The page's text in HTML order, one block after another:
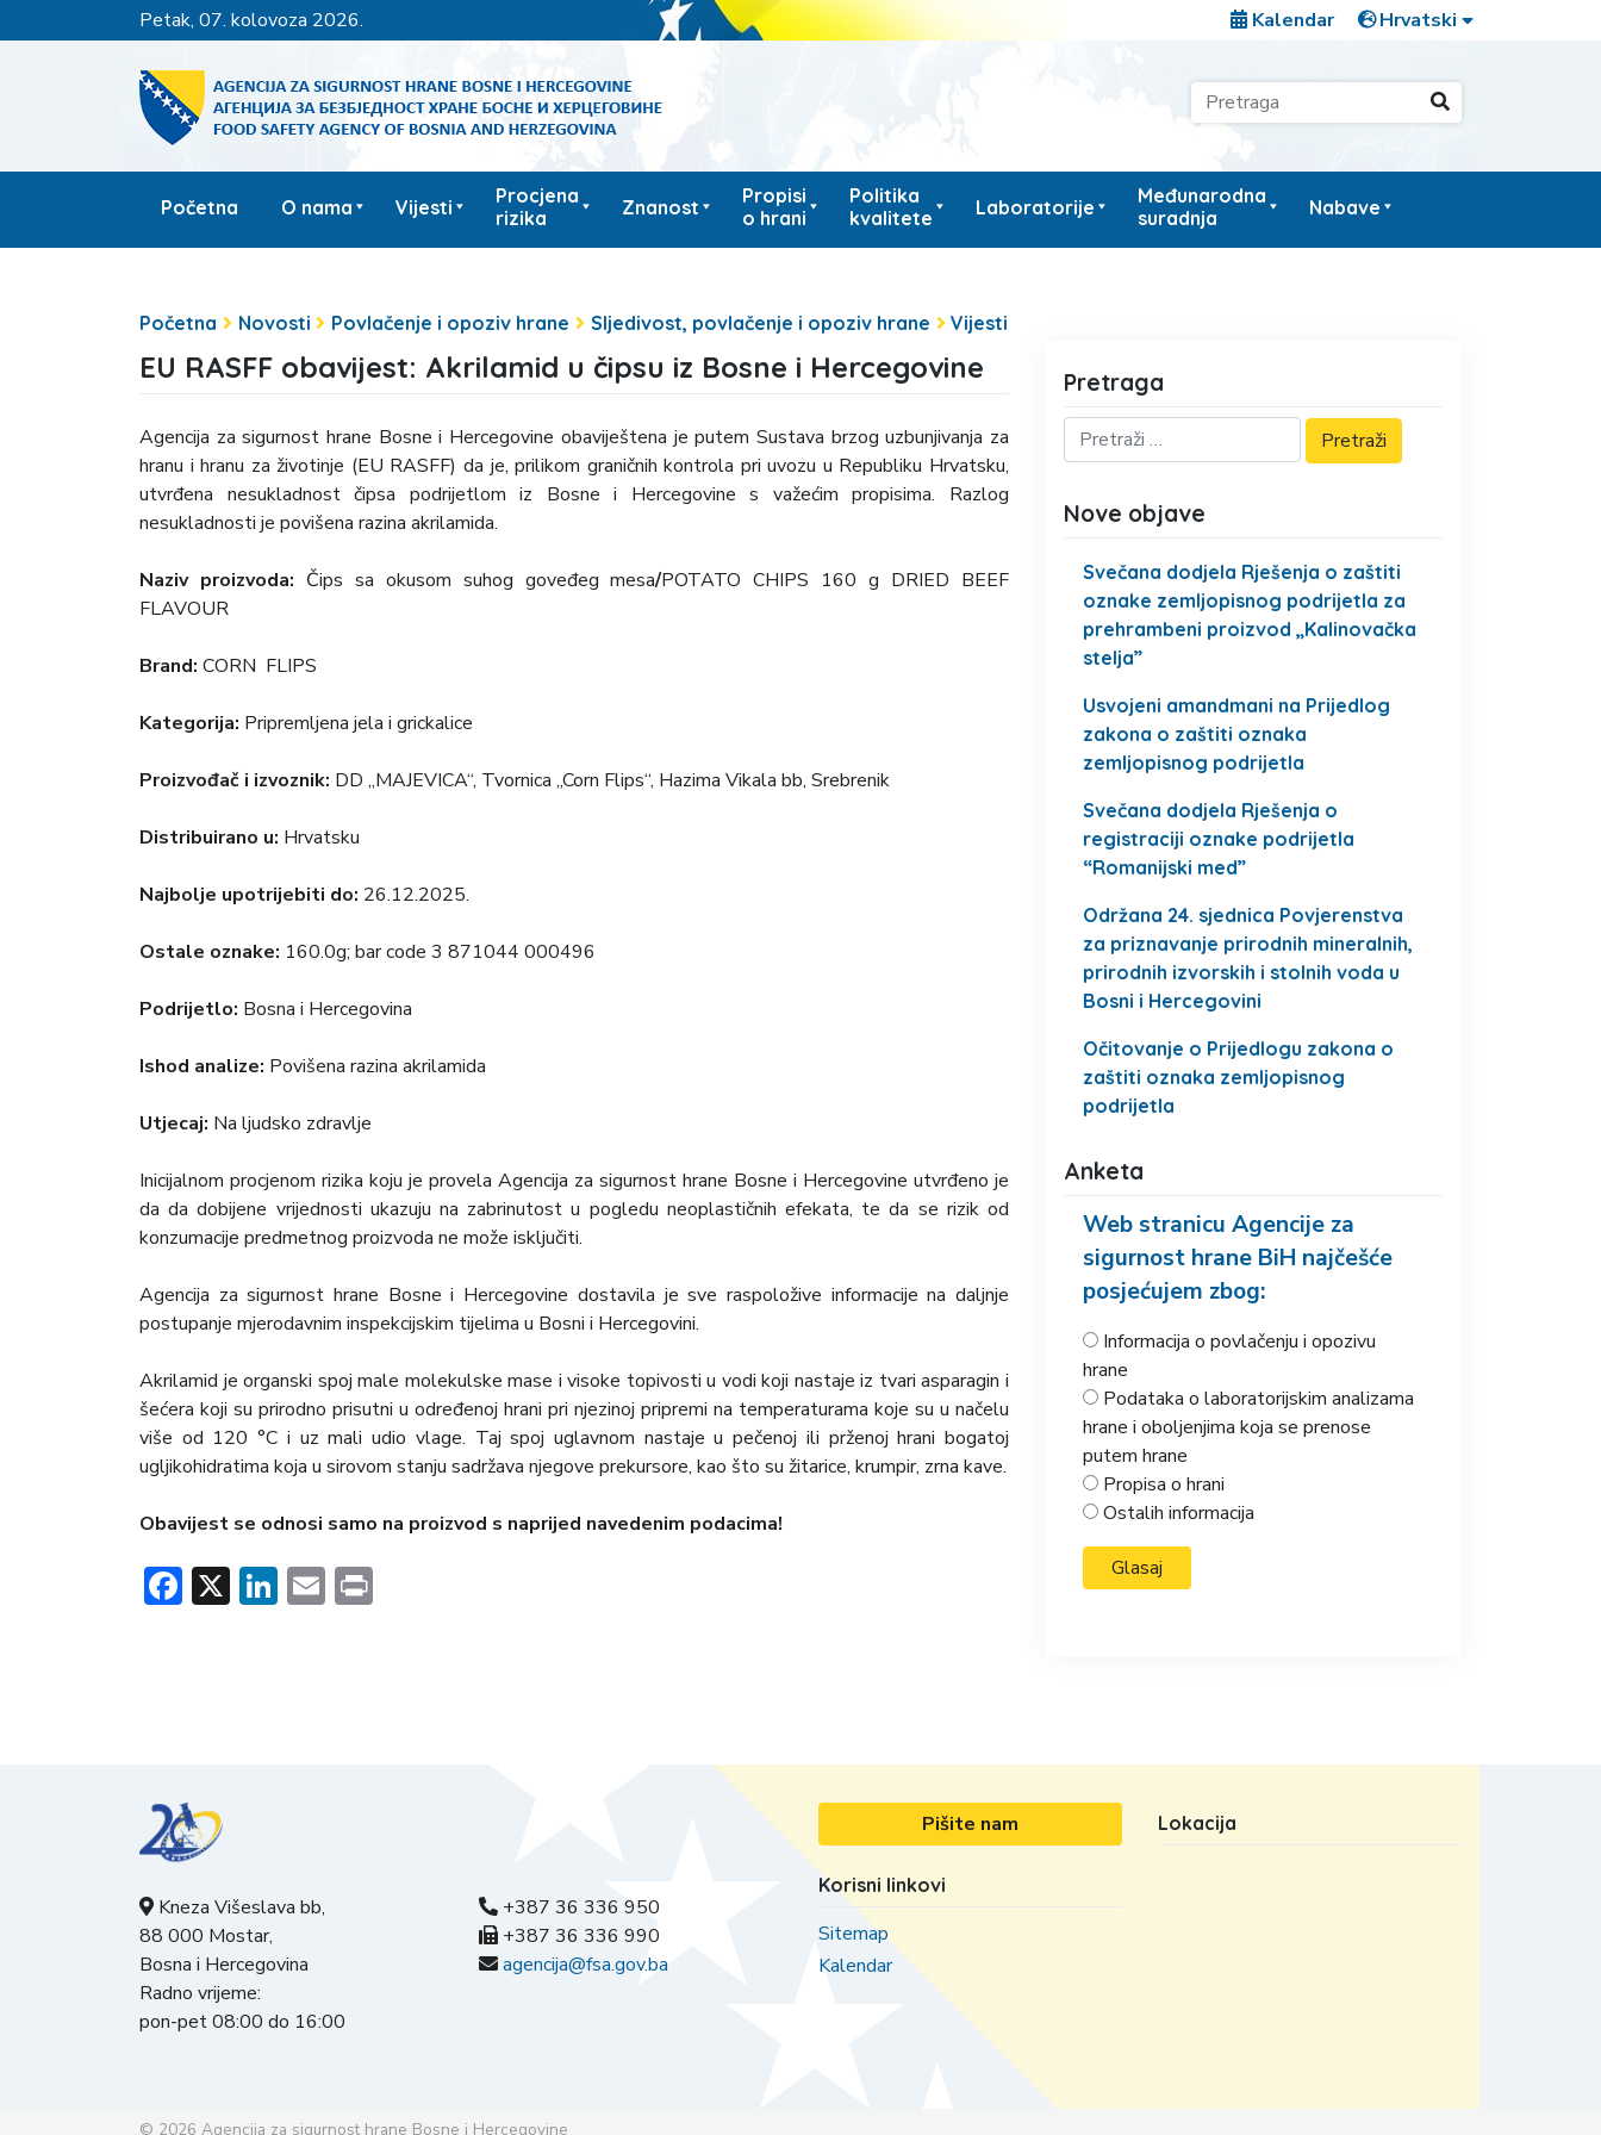
petak, 07. kolovoza 2026. Kalendar
Početna O nama Vijesti
Procjena
rizika
Znanost
Propisi
o hrani
Politika
kvalitete
Laboratorije
Međunarodna
suradnja
Nabave
Početna Novosti Povlačenje i opoziv hrane Sljedivost, povlačenje i opoziv hrane Vijesti
EU RASFF obavijest: Akrilamid u čipsu iz Bosne i Hercegovine
Agencija za sigurnost hrane Bosne i Hercegovine obaviještena je putem Sustava brzog uzbunjivanja za
hranu i hranu za životinje (EU RASFF) da je, prilikom graničnih kontrola pri uvozu u Republiku Hrvatsku,
utvrđena nesukladnost čipsa podrijetlom iz Bosne i Hercegovine s važećim propisima. Razlog
nesukladnosti je povišena razina akrilamida.
Naziv proizvoda: Čips sa okusom suhog goveđeg mesa/POTATO CHIPS 160 g DRIED BEEF
FLAVOUR
Brand: CORN FLIPS
Kategorija: Pripremljena jela i grickalice
Proizvođač i izvoznik: DD „MAJEVICA“, Tvornica „Corn Flips“, Hazima Vikala bb, Srebrenik
Distribuirano u: Hrvatsku
Najbolje upotrijebiti do: 26.12.2025.
Ostale oznake: 160.0g; bar code 3 871044 000496
Podrijetlo: Bosna i Hercegovina
Ishod analize: Povišena razina akrilamida
Utjecaj: Na ljudsko zdravlje
Inicijalnom procjenom rizika koju je provela Agencija za sigurnost hrane Bosne i Hercegovine utvrđeno je
da da dobijene vrijednosti ukazuju na zabrinutost u pogledu neoplastičnih efekata, te da se rizik od
konzumacije predmetnog proizvoda ne može isključiti.
Agencija za sigurnost hrane Bosne i Hercegovine dostavila je sve raspoložive informacije na daljnje
postupanje mjerodavnim inspekcijskim tijelima u Bosni i Hercegovini.
Akrilamid je organski spoj male molekulske mase i visoke topivosti u vodi koji nastaje iz tvari asparagin i
šećera koji su prirodno prisutni u određenoj hrani pri njezinoj pripremi na temperaturama koje su u načelu
više od 120 °C i uz mali udio vlage. Taj spoj uglavnom nastaje u pečenoj ili prženoj hrani bogatoj
ugljikohidratima koja u sirovom stanju sadržava njegove prekursore, kao što su žitarice, krumpir, zrna kave.
Obavijest se odnosi samo na proizvod s naprijed navedenim podacima!
Facebook
X LinkedIn
Email
Pretraga
Nove objave
Svečana dodjela Rješenja o zaštiti
oznake zemljopisnog podrijetla za
prehrambeni proizvod „Kalinovačka
stelja”
Usvojeni amandmani na Prijedlog
zakona o zaštiti oznaka
zemljopisnog podrijetla
Svečana dodjela Rješenja o
registraciji oznake podrijetla
“Romanijski med”
Održana 24. sjednica Povjerenstva
za priznavanje prirodnih mineralnih,
prirodnih izvorskih i stolnih voda u
Bosni i Hercegovini
Očitovanje o Prijedlogu zakona o
zaštiti oznaka zemljopisnog
podrijetla
Anketa
Web stranicu Agencije za
sigurnost hrane BiH najčešće
posjećujem zbog:
Informacija o povlačenju i opozivu
hrane
Podataka o laboratorijskim analizama
hrane i oboljenjima koja se prenose
putem hrane
Propisa o hrani
Ostalih informacija
Kneza Višeslava bb,
88 000 Mostar,
Bosna i Hercegovina
Radno vrijeme:
pon-pet 08:00 do 16:00
+387 36 336 950
+387 36 336 990
agencija@fsa.gov.ba
Pišite nam
Korisni linkovi
Sitemap
Kalendar
Lokacija
© 2026 Agencija za sigurnost hrane Bosne i Hercegovine